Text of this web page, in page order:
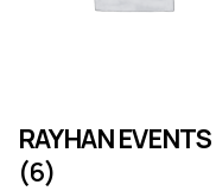
RAYHAN EVENTS
(6)